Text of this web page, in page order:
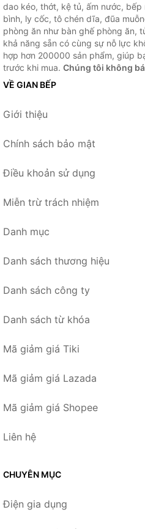
dao kéo, thớt, kệ tủ, ấm nước,
bình, ly cốc, tô chén dĩa, đũa
phòng ăn như bàn ghế phòng ăn,
khả năng sẵn có cùng sự nỗ lực
hợp hơn 200000 sản phẩm, giúp
trước khi mua. Chúng tôi không
VỀ GIAN BẾP
Giới thiệu
Chính sách bảo mật
Điều khoản sử dụng
Miễn trừ trách nhiệm
Danh mục
Danh sách thương hiệu
Danh sách công ty
Danh sách từ khóa
Mã giảm giá Tiki
Mã giảm giá Lazada
Mã giảm giá Shopee
Liên hệ
CHUYÊN MỤC
Điện gia dụng